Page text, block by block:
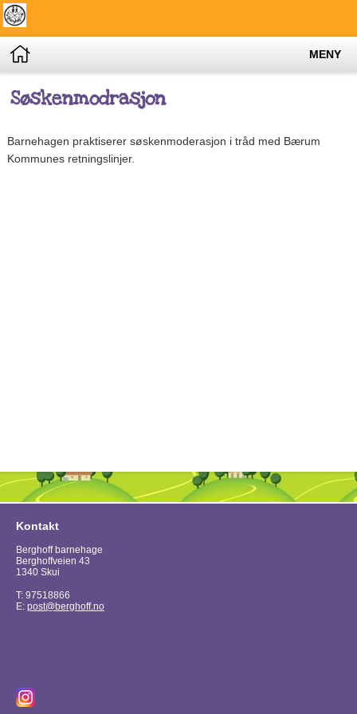
MENY
Søskenmodrasjon
Barnehagen praktiserer søskenmoderasjon i tråd med Bærum
Kommunes retningslinjer.
Kontakt
Berghoff barnehage
Berghoffveien 43
1340 Skui
T: 97518866
E: post@berghoff.no